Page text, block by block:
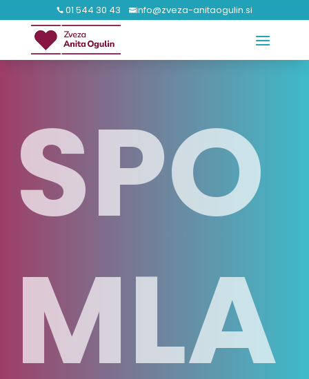
 01 544 30 43 info@zveza-anitaogulin.si
SPO
MLA